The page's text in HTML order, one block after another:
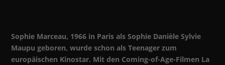
Sophie Marceau, 1966 in Paris als Sophie Danièle Sylvie
Maupu geboren, wurde schon als Teenager zum
europäischen Kinostar. Mit den Coming-of-Age-Filmen La